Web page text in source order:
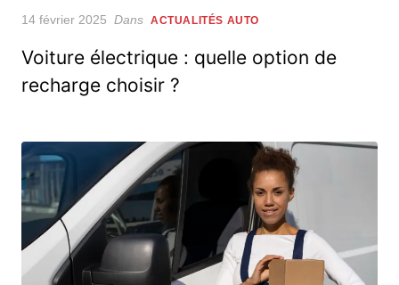
Posted
14 février 2025 Dans ACTUALITÉS AUTO
Voiture électrique : quelle option de
recharge choisir ?